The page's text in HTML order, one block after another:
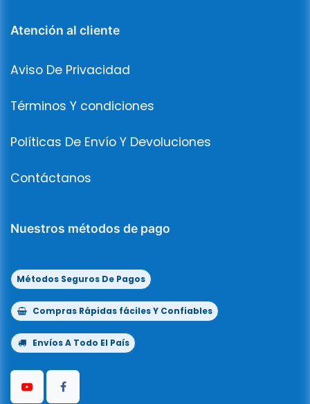
Atención al cliente
Aviso De Privacidad
Términos Y condiciones
Políticas De Envío Y Devoluciones
Contáctanos
Nuestros métodos de pago
Métodos Seguros De Pagos
Compras Rápidas fáciles Y Confiables
Envíos A Todo El País